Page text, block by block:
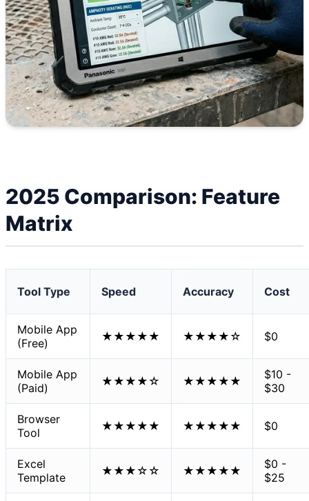
2025 Comparison: Feature
Matrix
Tool Type Speed Accuracy Cost
Mobile App
(Free)
★★★★★ ★★★★☆ $0
Mobile App
(Paid)
★★★★☆ ★★★★★
$10 -
$30
Browser
Tool
★★★★★ ★★★★★ $0
Excel
Template
★★★☆☆ ★★★★★
$0 -
$25